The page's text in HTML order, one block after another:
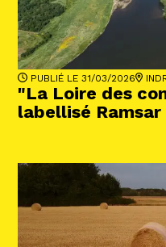
PUBLIÉ LE 31/03/2026
"La Loire des
labellisé Ramsar